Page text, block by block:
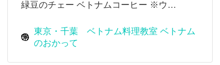
緑豆のチェー ベトナムコーヒー ※ウ…
東京・千葉 ベトナム料理教室 ベトナム
のおかって